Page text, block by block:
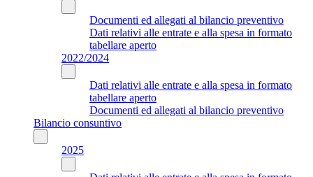
Documenti ed allegati al bilancio preventivo
Dati relativi alle entrate e alla spesa in formato
tabellare aperto
2022/2024
Dati relativi alle entrate e alla spesa in formato
tabellare aperto
Documenti ed allegati al bilancio preventivo
Bilancio consuntivo
2025